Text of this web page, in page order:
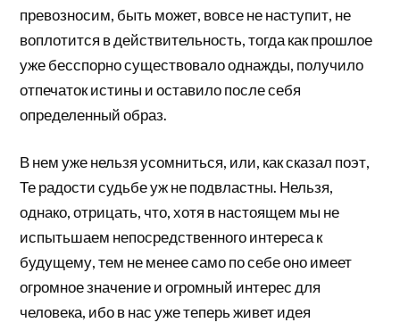
превозносим, быть может, вовсе не наступит, не
воплотится в действительность, тогда как прошлое
уже бесспорно существовало однажды, получило
отпечаток истины и оставило после себя
определенный образ.
В нем уже нельзя усомниться, или, как сказал поэт,
Те радости судьбе уж не подвластны. Нельзя,
однако, отрицать, что, хотя в настоящем мы не
испытьшаем непосредственного интереса к
будущему, тем не менее само по себе оно имеет
огромное значение и огромный интерес для
человека, ибо в нас уже теперь живет идея